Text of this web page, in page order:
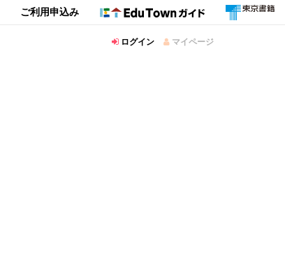
ご利用申込み
ログイン マイページ